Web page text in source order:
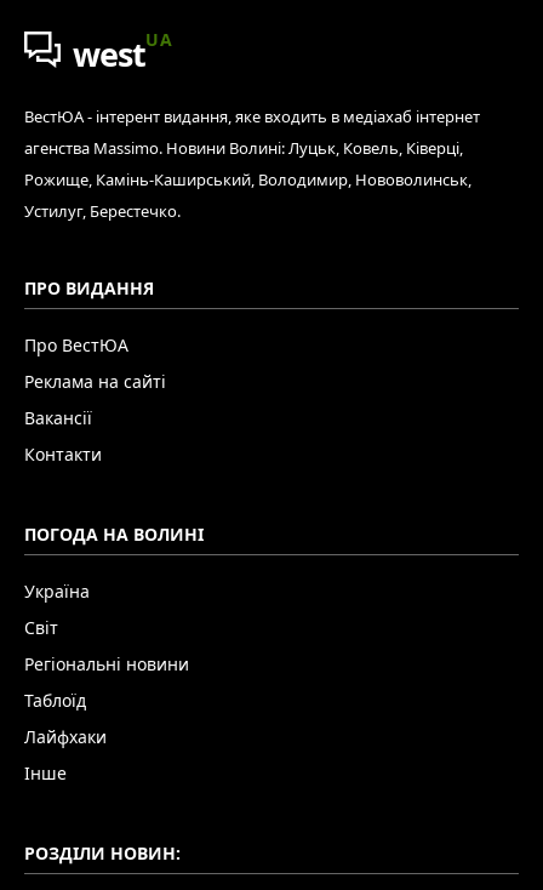
westUA
ВестЮА - інтерент видання, яке входить в медіахаб інтернет
агенства Massimo. Новини Волині: Луцьк, Ковель, Ківерці,
Рожище, Камінь-Каширський, Володимир, Нововолинськ,
Устилуг, Берестечко.
ПРО ВИДАННЯ
Про ВестЮА
Реклама на сайті
Вакансії
Контакти
ПОГОДА НА ВОЛИНІ
Україна
Світ
Регіональні новини
Таблоїд
Лайфхаки
Інше
РОЗДІЛИ НОВИН: